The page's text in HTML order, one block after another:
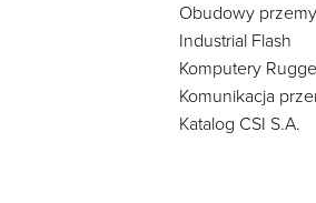
Obudowy
Industrial Flash
Komputery
Komunikacja
Katalog CSI S.A.